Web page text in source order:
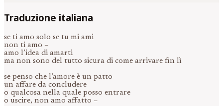
Traduzione italiana
se ti amo solo se tu mi ami
non ti amo –
amo l’idea di amarti
ma non sono del tutto sicura di come arrivare fin lì
se penso che l’amore è un patto
un affare da concludere
o qualcosa nella quale posso entrare
o uscire, non amo affatto –